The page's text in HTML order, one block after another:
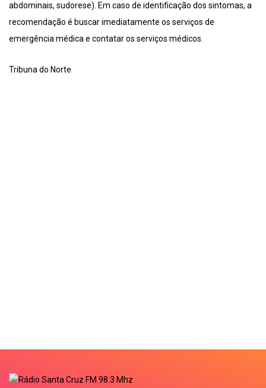
abdominais, sudorese). Em caso de identificação dos sintomas, a
recomendação é buscar imediatamente os serviços de
emergência médica e contatar os serviços médicos.
Tribuna do Norte